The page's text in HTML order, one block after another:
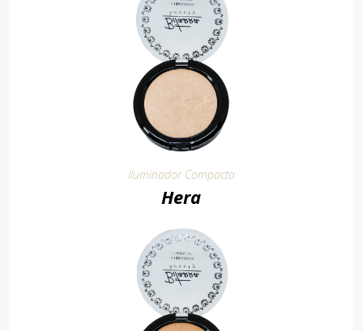
Iluminador Compacto
Hera